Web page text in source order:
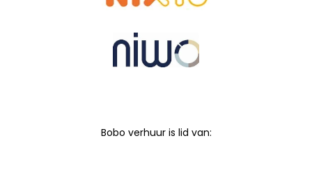
Bobo verhuur is lid van: